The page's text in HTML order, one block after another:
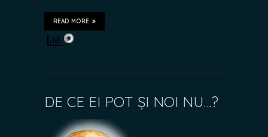
READ MORE
DE CE EI POT ȘI NOI NU…?